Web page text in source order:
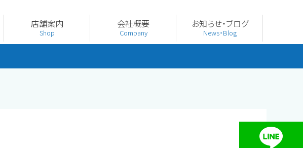
店舗案内
Shop
会社概要
Company
お知らせ・ブログ
News・Blog